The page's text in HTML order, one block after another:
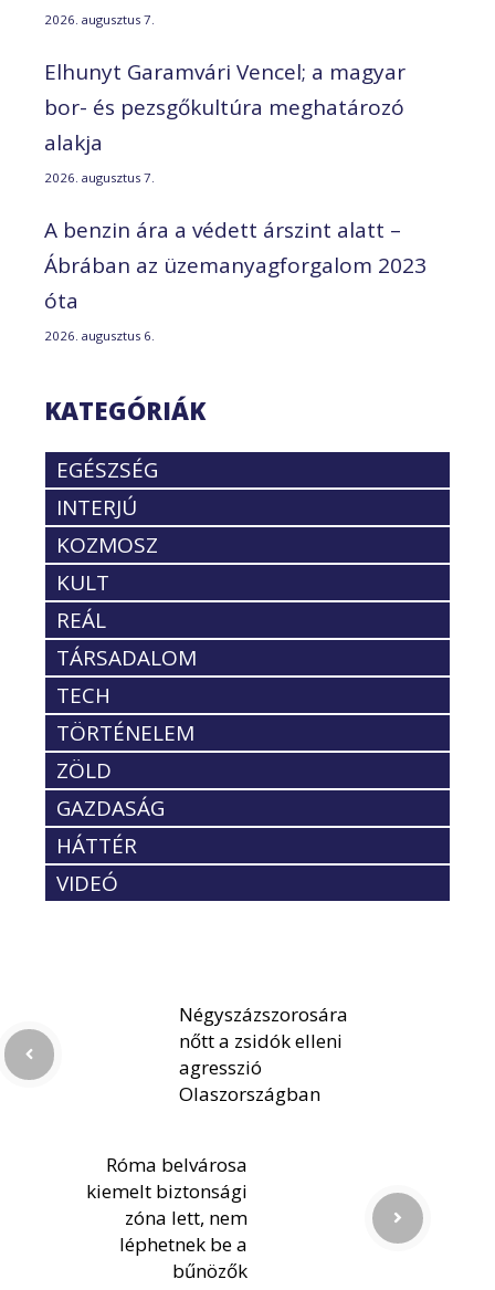
2026. augusztus 7.
Elhunyt Garamvári Vencel; a magyar
bor- és pezsgőkultúra meghatározó
alakja
2026. augusztus 7.
A benzin ára a védett árszint alatt –
Ábrában az üzemanyagforgalom 2023
óta
2026. augusztus 6.
KATEGÓRIÁK
EGÉSZSÉG
INTERJÚ
KOZMOSZ
KULT
REÁL
TÁRSADALOM
TECH
TÖRTÉNELEM
ZÖLD
GAZDASÁG
HÁTTÉR
VIDEÓ
Négyszázszorosára
nőtt a zsidók elleni
agresszió
Olaszországban
Róma belvárosa
kiemelt biztonsági
zóna lett, nem
léphetnek be a
bűnözők